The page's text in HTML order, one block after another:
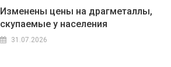
Изменены цены на драгметаллы,
скупаемые у населения
31.07.2026